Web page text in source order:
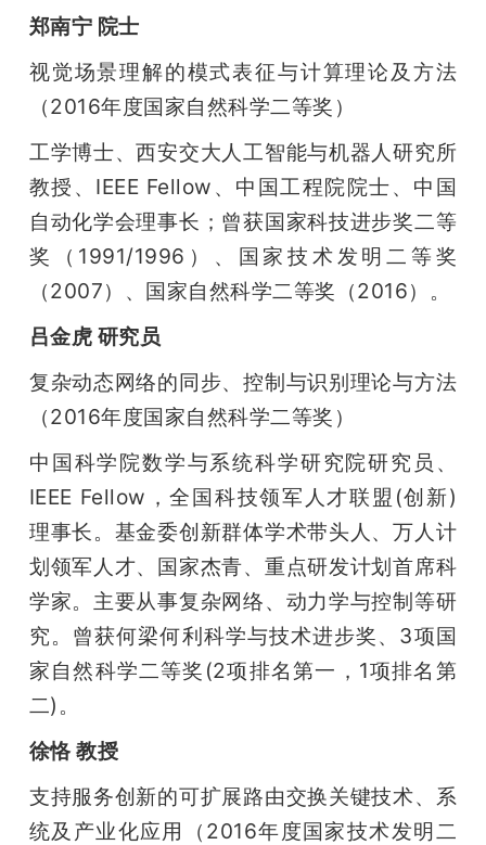
郑南宁 院士
视觉场景理解的模式表征与计算理论及方法
（2016年度国家自然科学二等奖）
工学博士、西安交大人工智能与机器人研究所
教授、IEEE Fellow、中国工程院院士、中国
自动化学会理事长；曾获国家科技进步奖二等
奖（1991/1996）、国家技术发明二等奖
（2007）、国家自然科学二等奖（2016）。
吕金虎 研究员
复杂动态网络的同步、控制与识别理论与方法
（2016年度国家自然科学二等奖）
中国科学院数学与系统科学研究院研究员、
IEEE Fellow，全国科技领军人才联盟(创新)
理事长。基金委创新群体学术带头人、万人计
划领军人才、国家杰青、重点研发计划首席科
学家。主要从事复杂网络、动力学与控制等研
究。曾获何梁何利科学与技术进步奖、3项国
家自然科学二等奖(2项排名第一，1项排名第
二)。
徐恪 教授
支持服务创新的可扩展路由交换关键技术、系
统及产业化应用（2016年度国家技术发明二